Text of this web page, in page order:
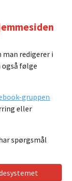
redigerer i
også følge
gruppen
eller
spørgsmål